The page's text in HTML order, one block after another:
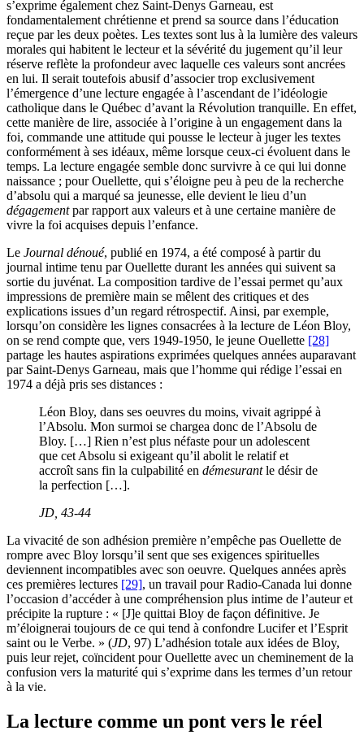
s’exprime également chez Saint-Denys Garneau, est
fondamentalement chrétienne et prend sa source dans l’éducation
reçue par les deux poètes. Les textes sont lus à la lumière des valeurs
morales qui habitent le lecteur et la sévérité du jugement qu’il leur
réserve reflète la profondeur avec laquelle ces valeurs sont ancrées
en lui. Il serait toutefois abusif d’associer trop exclusivement
l’émergence d’une lecture engagée à l’ascendant de l’idéologie
catholique dans le Québec d’avant la Révolution tranquille. En effet,
cette manière de lire, associée à l’origine à un engagement dans la
foi, commande une attitude qui pousse le lecteur à juger les textes
conformément à ses idéaux, même lorsque ceux-ci évoluent dans le
temps. La lecture engagée semble donc survivre à ce qui lui donne
naissance ; pour Ouellette, qui s’éloigne peu à peu de la recherche
d’absolu qui a marqué sa jeunesse, elle devient le lieu d’un
dégagementpar rapport aux valeurs et à une certaine manière de
vivre la foi acquises depuis l’enfance.
Le Journal dénoué, publié en 1974, a été composé à partir du
journal intime tenu par Ouellette durant les années qui suivent sa
sortie du juvénat. La composition tardive de l’essai permet qu’aux
impressions de première main se mêlent des critiques et des
explications issues d’un regard rétrospectif. Ainsi, par exemple,
lorsqu’on considère les lignes consacrées à la lecture de Léon Bloy,
on se rend compte que, vers 1949-1950, le jeune Ouellette [28]
partage les hautes aspirations exprimées quelques années auparavant
par Saint-Denys Garneau, mais que l’homme qui rédige l’essai en
1974 a déjà pris ses distances :
Léon Bloy, dans ses oeuvres du moins, vivait agrippé à
l’Absolu. Mon surmoi se chargea donc de l’Absolu de
Bloy. […] Rien n’est plus néfaste pour un adolescent
que cet Absolu si exigeant qu’il abolit le relatif et
accroît sans fin la culpabilité en démesurantle désir de
la perfection […].
JD, 43-44
La vivacité de son adhésion première n’empêche pas Ouellette de
rompre avec Bloy lorsqu’il sent que ses exigences spirituelles
deviennent incompatibles avec son oeuvre. Quelques années après
ces premières lectures [29], un travail pour Radio-Canada lui donne
l’occasion d’accéder à une compréhension plus intime de l’auteur et
précipite la rupture : « [J]e quittai Bloy de façon définitive. Je
m’éloignerai toujours de ce qui tend à confondre Lucifer et l’Esprit
saint ou le Verbe. » (JD, 97) L’adhésion totale aux idées de Bloy,
puis leur rejet, coïncident pour Ouellette avec un cheminement de la
confusion vers la maturité qui s’exprime dans les termes d’un retour
à la vie.
La lecture comme un pont vers le réel